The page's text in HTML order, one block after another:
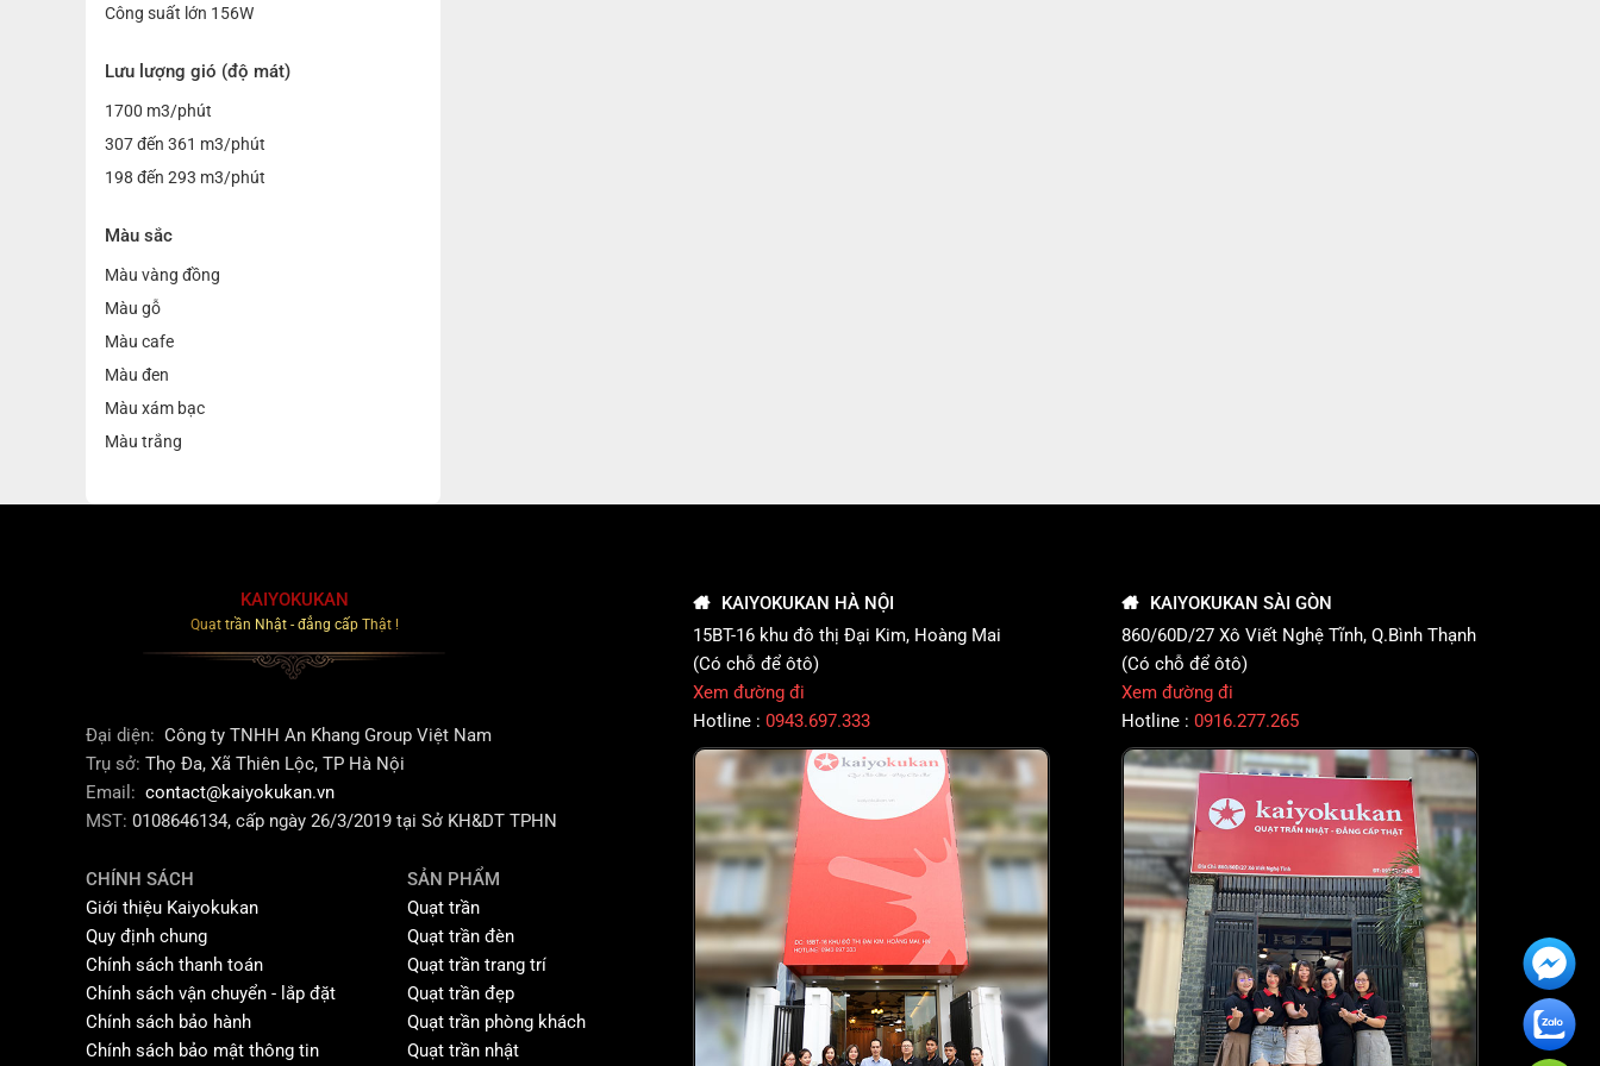
Công suất lớn 156W
Lưu lượng gió (độ mát)
1700 m3/phút
307 đến 361 m3/phút
198 đến 293 m3/phút
Màu sắc
Màu vàng đồng
Màu gỗ
Màu cafe
Màu đen
Màu xám bạc
Màu trắng
KAIYOKUKAN
Quạt trần Nhật - đẳng cấp Thật !
Đại diện: Công ty TNHH An Khang Group Việt Nam
Trụ sở: Thọ Đa, Xã Thiên Lộc, TP Hà Nội
Email: contact@kaiyokukan.vn
MST: 0108646134, cấp ngày 26/3/2019 tại Sở KH&DT TPHN
CHÍNH SÁCH
Giới thiệu Kaiyokukan
Quy định chung
Chính sách thanh toán
Chính sách vận chuyển - lắp đặt
Chính sách bảo hành
Chính sách bảo mật thông tin
SẢN PHẨM
Quạt trần
Quạt trần đèn
Quạt trần trang trí
Quạt trần đẹp
Quạt trần phòng khách
Quạt trần nhật
KAIYOKUKAN HÀ NỘI
15BT-16 khu đô thị Đại Kim, Hoàng Mai
(Có chỗ để ôtô)
Xem đường đi
Hotline : 0943.697.333
KAIYOKUKAN SÀI GÒN
860/60D/27 Xô Viết Nghệ Tĩnh, Q.Bình Thạnh
(Có chỗ để ôtô)
Xem đường đi
Hotline : 0916.277.265